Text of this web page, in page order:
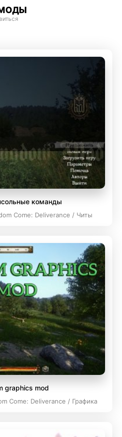
команды
Come: Deliverance / Читы
graphics mod
Come: Deliverance / Графика